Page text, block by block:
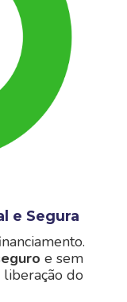
e Segura
e sem
do